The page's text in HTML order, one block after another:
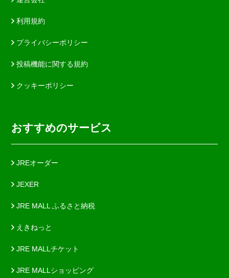
利用規約
プライバシーポリシー
投稿機能に関する規約
クッキーポリシー
おすすめのサービス
JREオーダー
JEXER
JRE MALL ふるさと納税
えきねっと
JRE MALLチケット
JRE MALLショッピング